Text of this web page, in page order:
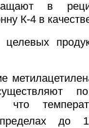
в
К-4 в
что
до